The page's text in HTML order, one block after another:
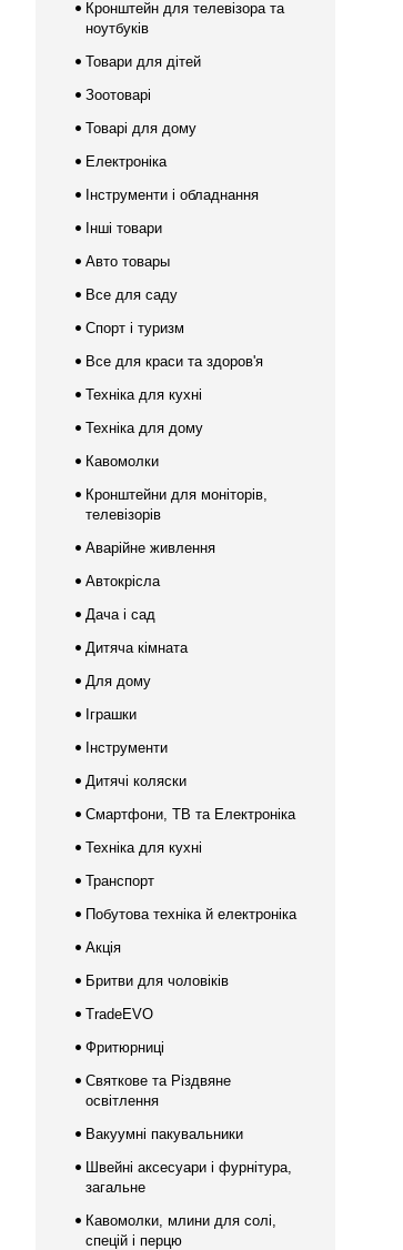
Кронштейн для телевізора та
ноутбуків
Товари для дітей
Зоотоварі
Товарі для дому
Електроніка
Інструменти і обладнання
Інші товари
Авто товары
Все для саду
Спорт і туризм
Все для краси та здоров'я
Техніка для кухні
Техніка для дому
Кавомолки
Кронштейни для моніторів,
телевізорів
Аварійне живлення
Автокрісла
Дача і сад
Дитяча кімната
Для дому
Іграшки
Інструменти
Дитячі коляски
Смартфони, ТВ та Електроніка
Техніка для кухні
Транспорт
Побутова техніка й електроніка
Акція
Бритви для чоловіків
TradeEVO
Фритюрниці
Святкове та Різдвяне
освітлення
Вакуумні пакувальники
Швейні аксесуари і фурнітура,
загальне
Кавомолки, млини для солі,
спецій і перцю